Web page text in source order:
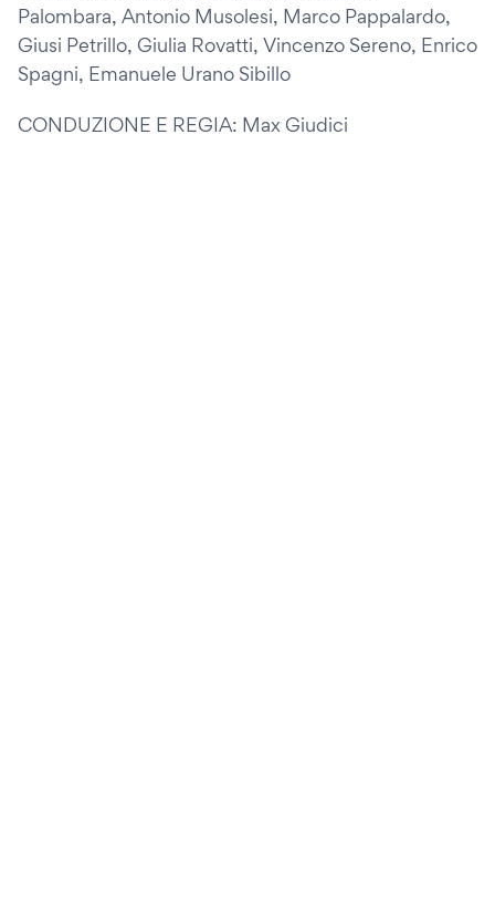
Palombara, Antonio Musolesi, Marco Pappalardo,
Giusi Petrillo, Giulia Rovatti, Vincenzo Sereno, Enrico
Spagni, Emanuele Urano Sibillo
CONDUZIONE E REGIA: Max Giudici